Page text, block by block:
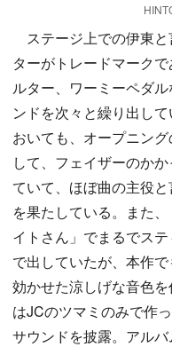
ステージ上での伊東と
ターがトレードマーク
ルター、ワーミーペダ
ンドを次々と繰り出し
おいても、オープニン
して、フェイザーのか
ていて、ほぼ曲の主役
を果たしている。また
イトさん」でまるでス
で出していたが、本作
効かせた涼しげな音色
はJCのツマミのみで作
サウンドを披露。アル